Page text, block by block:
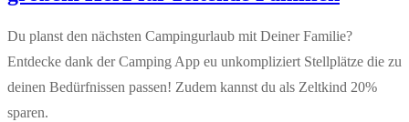
Du planst den nächsten Campingurlaub mit Deiner Familie?
Entdecke dank der Camping App eu unkompliziert Stellplätze die zu
deinen Bedürfnissen passen! Zudem kannst du als Zeltkind 20%
sparen.